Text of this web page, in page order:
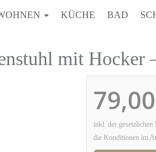
KÜCHE BAD
mit Hocker
inkl. der gesetzlichen
die Konditionen im